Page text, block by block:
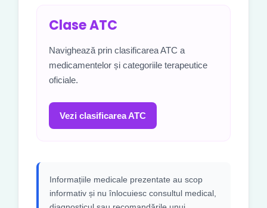
Clase ATC
Navighează prin clasificarea ATC a
medicamentelor și categoriile terapeutice
oficiale.
Vezi clasificarea ATC
Informațiile medicale prezentate au scop
informativ și nu înlocuiesc consultul medical,